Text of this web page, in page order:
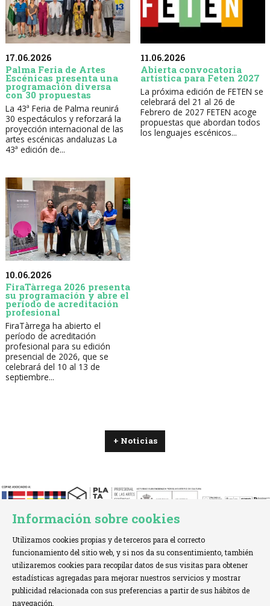
17.06.2026
Palma Feria de Artes
Escénicas presenta una
programación diversa
con 30 propuestas
La 43ª Feria de Palma reunirá
30 espectáculos y reforzará la
proyección internacional de las
artes escénicas andaluzas La
43ª edición de...
11.06.2026
Abierta convocatoria
artística para Feten 2027
La próxima edición de FETEN se
celebrará del 21 al 26 de
Febrero de 2027 FETEN acoge
propuestas que abordan todos
los lenguajes escénicos...
10.06.2026
FiraTàrrega 2026 presenta
su programación y abre el
período de acreditación
profesional
FiraTàrrega ha abierto el
período de acreditación
profesional para su edición
presencial de 2026, que se
celebrará del 10 al 13 de
septiembre...
+ Noticias
TELÉFONO:+34 621 00 65 08 | info@cofae.net
Información sobre cookies
Utilizamos cookies propias y de terceros para el correcto
funcionamiento del sitio web, y si nos da su consentimiento, también
utilizaremos cookies para recopilar datos de sus visitas para obtener
estadísticas agregadas para mejorar nuestros servicios y mostrar
publicidad relacionada con sus preferencias a partir de sus hábitos de
navegación.